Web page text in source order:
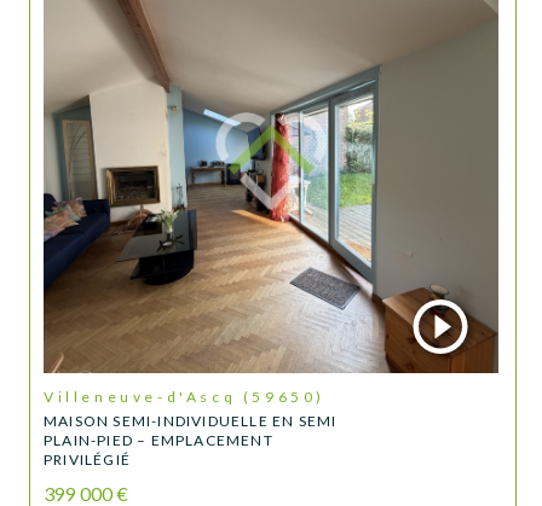
Villeneuve-d'Ascq (59650)
MAISON SEMI-INDIVIDUELLE EN SEMI
PLAIN-PIED – EMPLACEMENT
PRIVILÉGIÉ
399 000 €